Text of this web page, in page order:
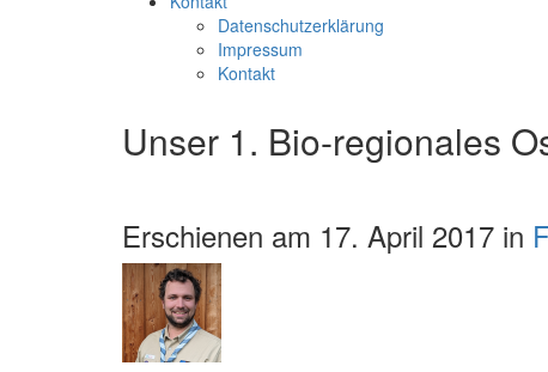
Datenschutzerklärung
Impressum
Kontakt
Unser 1. Bio-regionales
Erschienen am 17. April 2017 in